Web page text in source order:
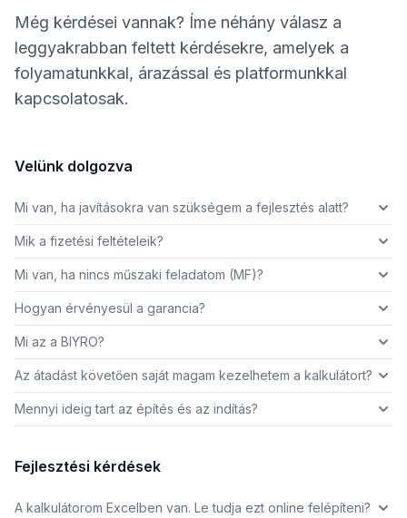
Még kérdései vannak? Íme néhány válasz a
leggyakrabban feltett kérdésekre, amelyek a
folyamatunkkal, árazással és platformunkkal
kapcsolatosak.
Velünk dolgozva
Mi van, ha javításokra van szükségem a fejlesztés alatt?
Mik a fizetési feltételeik?
Mi van, ha nincs műszaki feladatom (MF)?
Hogyan érvényesül a garancia?
Mi az a BIYRO?
Az átadást követően saját magam kezelhetem a kalkulátort?
Mennyi ideig tart az építés és az indítás?
Fejlesztési kérdések
A kalkulátorom Excelben van. Le tudja ezt online felépíteni?